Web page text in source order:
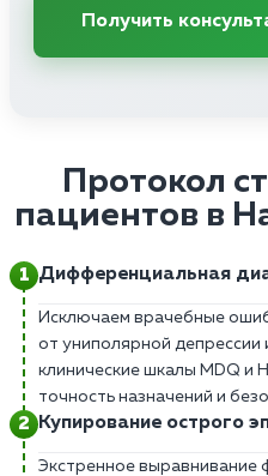
Получить
Протокол
пациентов в
Дифференциальная
Исключаем врачебные
от униполярной депрессии
клинические шкалы MDQ и
точность назначений и
Купирование острого
Экстренное выравнивание